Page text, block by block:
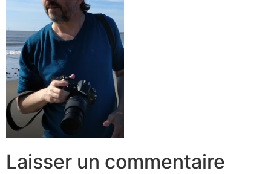
Laisser un commentaire